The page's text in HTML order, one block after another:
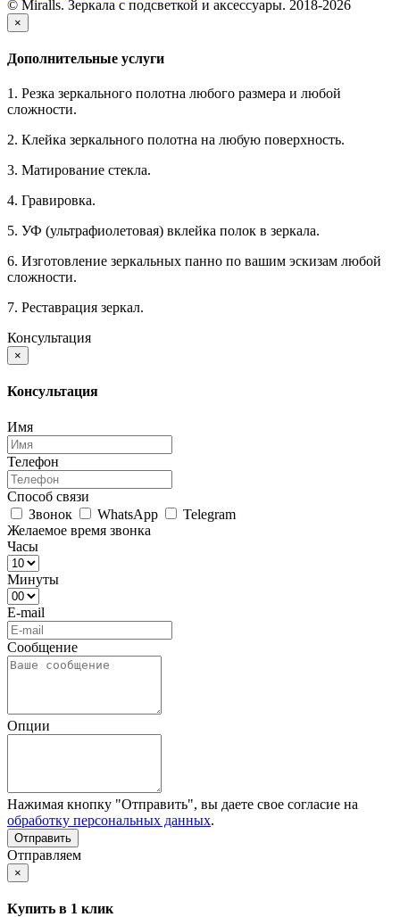
© Miralls. Зеркала с подсветкой и аксессуары. 2018-2026
×
Дополнительные услуги
1. Резка зеркального полотна любого размера и любой
сложности.
2. Клейка зеркального полотна на любую поверхность.
3. Матирование стекла.
4. Гравировка.
5. УФ (ультрафиолетовая) вклейка полок в зеркала.
6. Изготовление зеркальных панно по вашим эскизам любой
сложности.
7. Реставрация зеркал.
Консультация
×
Консультация
Имя
Телефон
Способ связи
Звонок
WhatsApp
Telegram
Желаемое время звонка
Часы
Минуты
E-mail
Сообщение
Опции
Нажимая кнопку "Отправить", вы даете свое согласие на
обработку персональных данных.
Отправляем
×
Купить в 1 клик